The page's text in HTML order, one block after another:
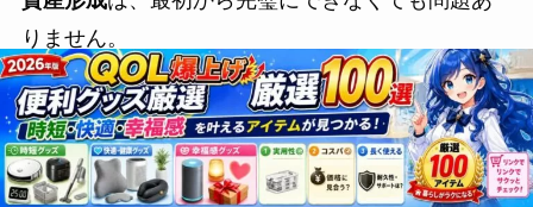
りません。
大切なのは、どこかのタイミングでお金の使い方
を見直し、少しずつ投資や貯蓄に回す流れを作る
ことです😊